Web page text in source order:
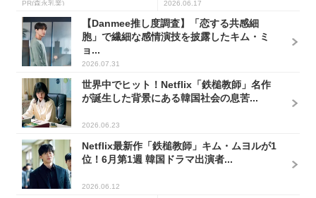
PR(森永乳業) 2026.06.17
【Danmee推し度調査】「恋する共感細
胞」で繊細な感情演技を披露したキム・ミ
ョ...
2026.07.31
世界中でヒット！Netflix「鉄槌教師」名作
が誕生した背景にある韓国社会の息苦...
2026.06.23
Netflix最新作「鉄槌教師」キム・ムヨルが1
位！6月第1週 韓国ドラマ出演者...
2026.06.12